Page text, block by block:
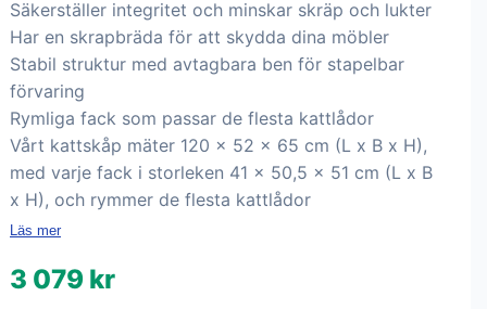
Säkerställer integritet och minskar skräp och lukter
Har en skrapbräda för att skydda dina möbler
Stabil struktur med avtagbara ben för stapelbar
förvaring
Rymliga fack som passar de flesta kattlådor
Vårt kattskåp mäter 120 x 52 x 65 cm (L x B x H),
med varje fack i storleken 41 x 50,5 x 51 cm (L x B
x H), och rymmer de flesta kattlådor
Läs mer
3 079 kr